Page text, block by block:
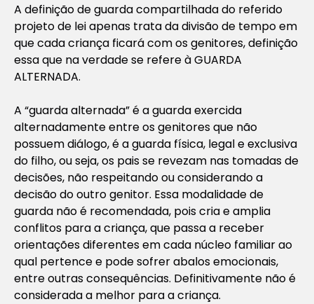
A definição de guarda compartilhada do referido
projeto de lei apenas trata da divisão de tempo em
que cada criança ficará com os genitores, definição
essa que na verdade se refere à GUARDA
ALTERNADA.
A “guarda alternada” é a guarda exercida
alternadamente entre os genitores que não
possuem diálogo, é a guarda física, legal e exclusiva
do filho, ou seja, os pais se revezam nas tomadas de
decisões, não respeitando ou considerando a
decisão do outro genitor. Essa modalidade de
guarda não é recomendada, pois cria e amplia
conflitos para a criança, que passa a receber
orientações diferentes em cada núcleo familiar ao
qual pertence e pode sofrer abalos emocionais,
entre outras consequências. Definitivamente não é
considerada a melhor para a criança.